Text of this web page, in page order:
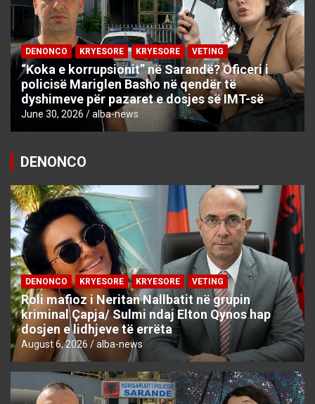
DENONCO KRYESORE KRYESORE VETING
“Koka e korrupsionit” në Sarandë? Oficeri i
policisë Mariglen Basho në qendër të
dyshimeve për pazaret e dosjes së IMT-së
June 30, 2026 alba-news
DENONCO
DENONCO KRYESORE KRYESORE VETING
Roli mafioz i Neritan Nallbatit në grupin
kriminal Çapja/ Sulmi ndaj Elton Qynos hap
dosjen e lidhjeve të errëta
August 6, 2026 alba-news